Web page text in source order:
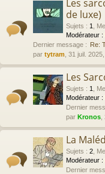
Les
de luxe)
Sujets : 1
Modérateur :
Dernier message : Re:
par tytram , 31 juil.
Les
Sujets : 1
Modérateur :
Dernier
par Kronos
La
Sujets : 2
Modérateur :
Dernier